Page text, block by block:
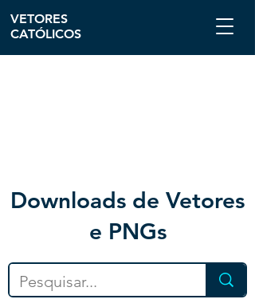
Downloads de Vetores
e PNGs
VETORES
CATÓLICOS